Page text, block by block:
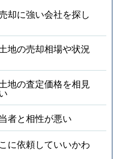
却に強い会社を探し
地の売却相場や状況
地の査定価格を相見
者と相性が悪い
に依頼していいかわ